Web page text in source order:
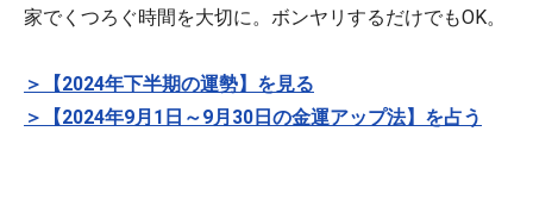
家でくつろぐ時間を大切に。ボンヤリするだけでもOK。
＞【2024年下半期の運勢】を見る
＞【2024年9月1日～9月30日の金運アップ法】を占う